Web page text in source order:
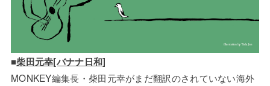
■柴田元幸[バナナ日和]
MONKEY編集長・柴田元幸がまだ翻訳のされていない海外